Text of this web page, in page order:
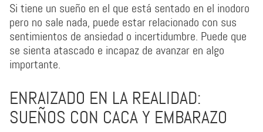
Si tiene un sueño en el que está sentado en el inodoro
pero no sale nada, puede estar relacionado con sus
sentimientos de ansiedad o incertidumbre. Puede que
se sienta atascado e incapaz de avanzar en algo
importante.
ENRAIZADO EN LA REALIDAD:
SUEÑOS CON CACA Y EMBARAZO